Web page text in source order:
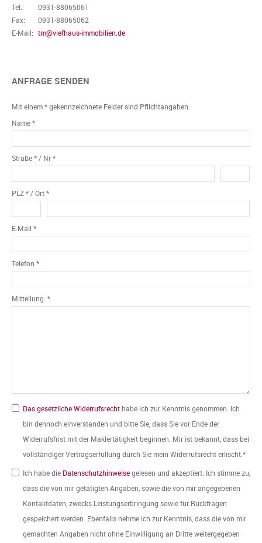
Tel.:
0931-88065061
Fax:
0931-88065062
E-Mail: tm@viefhaus-immobilien.de
ANFRAGE SENDEN
Mit einem * gekennzeichnete Felder sind Pflichtangaben.
Name *
Straße * / Nr *
PLZ * / Ort *
E-Mail *
Telefon *
Mitteilung: *
Das gesetzliche Widerrufsrecht habe ich zur Kenntnis genommen. Ich
bin dennoch einverstanden und bitte Sie, dass Sie vor Ende der
Widerrufsfrist mit der Maklertätigkeit beginnen. Mir ist bekannt, dass bei
vollständiger Vertragserfüllung durch Sie mein Widerrufsrecht erlischt.*
Ich habe die Datenschutzhinweisegelesen und akzeptiert. Ich stimme zu,
dass die von mir getätigten Angaben, sowie die von mir angegebenen
Kontaktdaten, zwecks Leistungserbringung sowie für Rückfragen
gespeichert werden. Ebenfalls nehme ich zur Kenntnis, dass die von mir
gemachten Angaben nicht ohne Einwilligung an Dritte weitergegeben